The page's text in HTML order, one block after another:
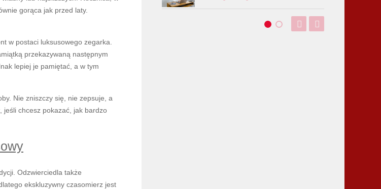
gorąca jak przed laty.
w postaci luksusowego zegarka.
przekazywaną następnym
lepiej je pamiętać, a w tym
Nie zniszczy się, nie zepsuje, a
jeśli chcesz pokazać, jak bardzo
Odzwierciedla także
ekskluzywny czasomierz jest